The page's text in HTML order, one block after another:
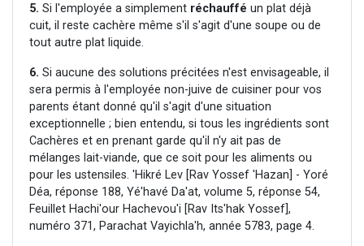
5. Si l'employée a simplement réchauffé un plat déjà
cuit, il reste cachère même s'il s'agit d'une soupe ou de
tout autre plat liquide.
6. Si aucune des solutions précitées n'est envisageable, il
sera permis à l'employée non-juive de cuisiner pour vos
parents étant donné qu'il s'agit d'une situation
exceptionnelle ; bien entendu, si tous les ingrédients sont
Cachères et en prenant garde qu'il n'y ait pas de
mélanges lait-viande, que ce soit pour les aliments ou
pour les ustensiles. 'Hikré Lev [Rav Yossef 'Hazan] - Yoré
Déa, réponse 188, Yé'havé Da'at, volume 5, réponse 54,
Feuillet Hachi'our Hachevou'i [Rav Its'hak Yossef],
numéro 371, Parachat Vayichla'h, année 5783, page 4.